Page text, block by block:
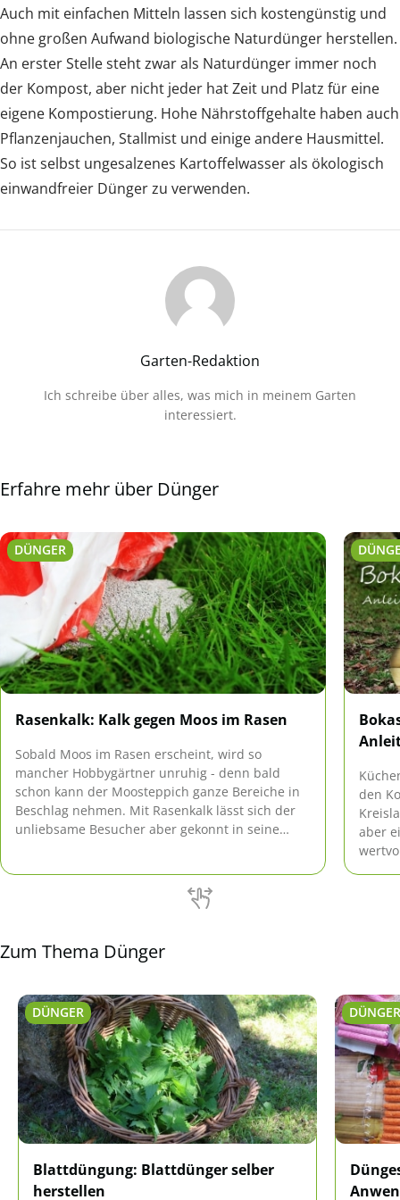
Auch mit einfachen Mitteln lassen sich kostengünstig und
ohne großen Aufwand biologische Naturdünger herstellen.
An erster Stelle steht zwar als Naturdünger immer noch
der Kompost, aber nicht jeder hat Zeit und Platz für eine
eigene Kompostierung. Hohe Nährstoffgehalte haben auch
Pflanzenjauchen, Stallmist und einige andere Hausmittel.
So ist selbst ungesalzenes Kartoffelwasser als ökologisch
einwandfreier Dünger zu verwenden.
Garten-Redaktion
Ich schreibe über alles, was mich in meinem Garten
interessiert.
Erfahre mehr über Dünger
DÜNGER
Rasenkalk: Kalk gegen Moos im Rasen
Sobald Moos im Rasen erscheint, wird so
mancher Hobbygärtner unruhig - denn bald
schon kann der Moosteppich ganze Bereiche in
Beschlag nehmen. Mit Rasenkalk lässt sich der
unliebsame Besucher aber gekonnt in seine
den
aber
Zum Thema Dünger
DÜNGER
Blattdüngung: Blattdünger selber
herstellen
DÜNGER